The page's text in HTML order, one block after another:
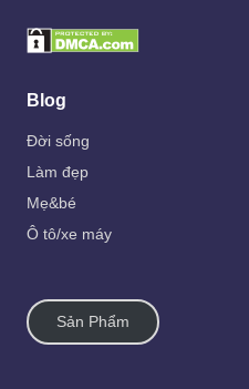
Blog
Đời sống
Làm đẹp
Mẹ&bé
Ô tô/xe máy
Sản Phẩm